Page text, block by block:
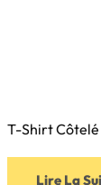
T-Shirt Côtelé
Lire La